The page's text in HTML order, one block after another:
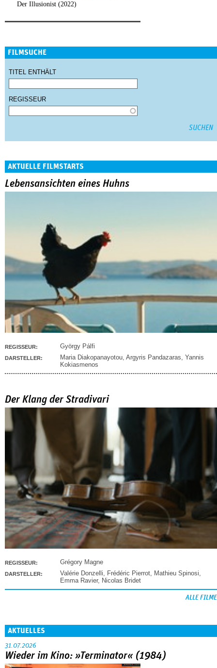
Der Illusionist (2022)
FILMSUCHE
TITEL ENTHÄLT
REGISSEUR
AKTUELLE FILMSTARTS
Lebensansichten eines Huhns
REGISSEUR: György Pálfi
DARSTELLER: Maria Diakopanayotou, Argyris Pandazaras, Yannis
Kokiasmenos
Der Klang der Stradivari
REGISSEUR: Grégory Magne
DARSTELLER: Valérie Donzelli, Frédéric Pierrot, Mathieu Spinosi,
Emma Ravier, Nicolas Bridet
ALLE FILME
AKTUELLES
31.07.2026
Wieder im Kino: »Terminator« (1984)